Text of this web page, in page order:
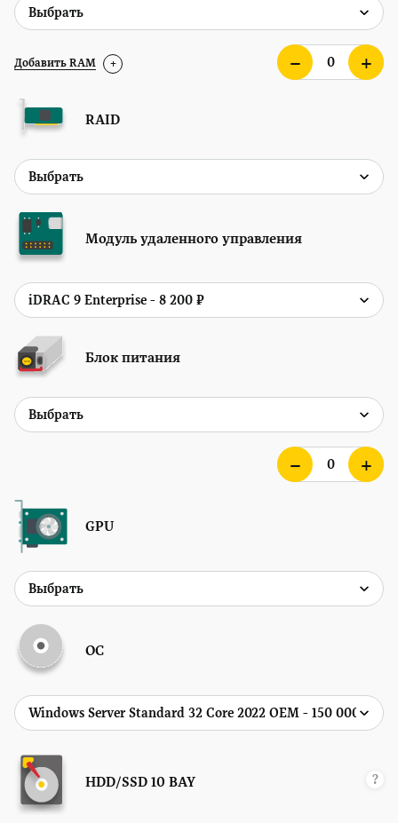
Добавить RAM +
RAID
Модуль удаленного управления
Блок питания
GPU
ОС
HDD/SSD 10 BAY ?